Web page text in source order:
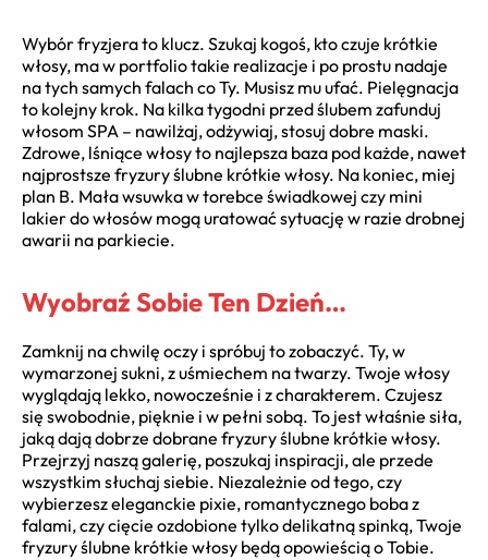
Wybór fryzjera to klucz. Szukaj kogoś, kto czuje krótkie
włosy, ma w portfolio takie realizacje i po prostu nadaje
na tych samych falach co Ty. Musisz mu ufać. Pielęgnacja
to kolejny krok. Na kilka tygodni przed ślubem zafunduj
włosom SPA – nawilżaj, odżywiaj, stosuj dobre maski.
Zdrowe, lśniące włosy to najlepsza baza pod każde, nawet
najprostsze fryzury ślubne krótkie włosy. Na koniec, miej
plan B. Mała wsuwka w torebce świadkowej czy mini
lakier do włosów mogą uratować sytuację w razie drobnej
awarii na parkiecie.
Wyobraź Sobie Ten Dzień…
Zamknij na chwilę oczy i spróbuj to zobaczyć. Ty, w
wymarzonej sukni, z uśmiechem na twarzy. Twoje włosy
wyglądają lekko, nowocześnie i z charakterem. Czujesz
się swobodnie, pięknie i w pełni sobą. To jest właśnie siła,
jaką dają dobrze dobrane fryzury ślubne krótkie włosy.
Przejrzyj naszą galerię, poszukaj inspiracji, ale przede
wszystkim słuchaj siebie. Niezależnie od tego, czy
wybierzesz eleganckie pixie, romantycznego boba z
falami, czy cięcie ozdobione tylko delikatną spinką, Twoje
fryzury ślubne krótkie włosy będą opowieścią o Tobie.